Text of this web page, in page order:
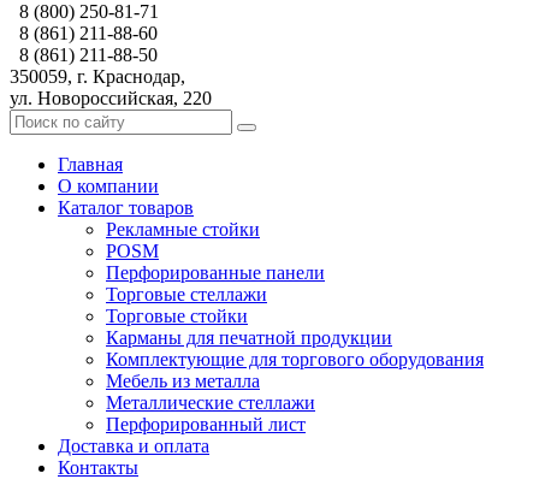
8 (800) 250-81-71
8 (861) 211-88-60
8 (861) 211-88-50
350059, г. Краснодар,
ул. Новороссийская, 220
Главная
О компании
Каталог товаров
Рекламные стойки
POSM
Перфорированные панели
Торговые стеллажи
Торговые стойки
Карманы для печатной продукции
Комплектующие для торгового оборудования
Мебель из металла
Металлические стеллажи
Перфорированный лист
Доставка и оплата
Контакты